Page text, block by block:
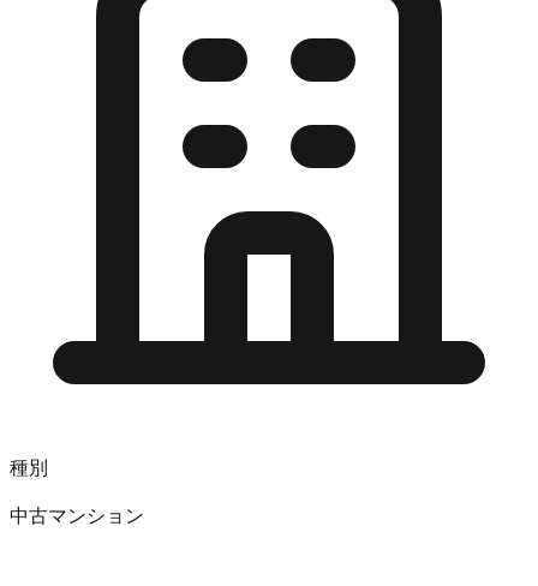
種別
中古マンション